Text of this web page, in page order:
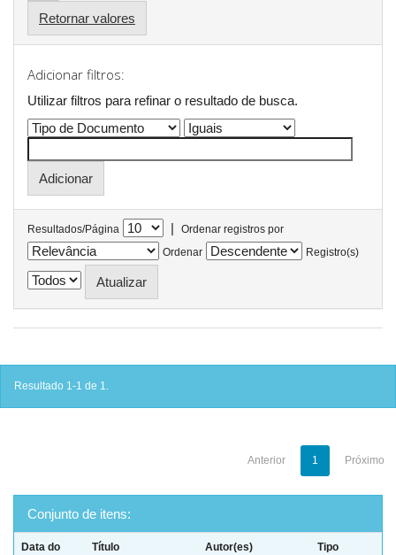
Retornar valores
Adicionar filtros:
Utilizar filtros para refinar o resultado de busca.
Resultados/Página |
Ordenar registros por
Ordenar
Registro(s)
Resultado 1-1 de 1.
Anterior 1 Próximo
Conjunto de itens:
Data do
Título Autor(es) Tipo